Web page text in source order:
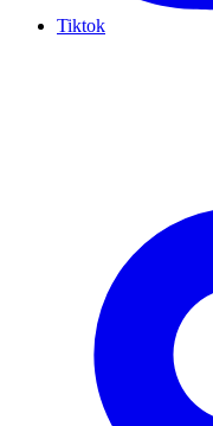
Tiktok